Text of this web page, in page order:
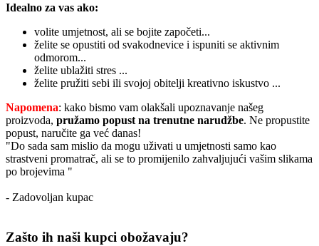
Idealno za vas ako:
volite umjetnost, ali se bojite započeti...
želite se opustiti od svakodnevice i ispuniti se aktivnim
odmorom...
želite ublažiti stres ...
želite pružiti sebi ili svojoj obitelji kreativno iskustvo ...
Napomena: kako bismo vam olakšali upoznavanje našeg
proizvoda, pružamo popust na trenutne narudžbe. Ne propustite
popust, naručite ga već danas!
"Do sada sam mislio da mogu uživati u umjetnosti samo kao
strastveni promatrač, ali se to promijenilo zahvaljujući vašim slikama
po brojevima "
- Zadovoljan kupac
Zašto ih naši kupci obožavaju?